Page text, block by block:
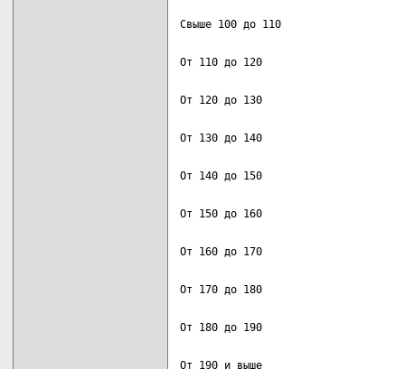
От 190 и выше